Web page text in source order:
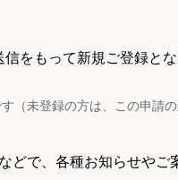
をもって新規ご登録とな
（未登録の方は、この申請
どで、各種お知らせやご